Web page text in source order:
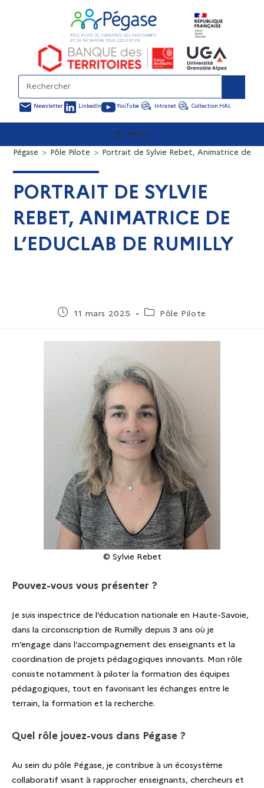
Newsletter LinkedIn YouTube Intranet Collection HAL
MENU
PORTRAIT DE SYLVIE
REBET, ANIMATRICE DE
L’EDUCLAB DE RUMILLY
Pégase > Pôle Pilote > Portrait de Sylvie Rebet, Animatrice de
11 mars 2025 Pôle Pilote
© Sylvie Rebet
Pouvez-vous vous présenter ?
Je suis inspectrice de l’éducation nationale en Haute-Savoie,
dans la circonscription de Rumilly depuis 3 ans où je
m’engage dans l’accompagnement des enseignants et la
coordination de projets pédagogiques innovants. Mon rôle
consiste notamment à piloter la formation des équipes
pédagogiques, tout en favorisant les échanges entre le
terrain, la formation et la recherche.
Quel rôle jouez-vous dans Pégase ?
Au sein du pôle Pégase, je contribue à un écosystème
collaboratif visant à rapprocher enseignants, chercheurs et